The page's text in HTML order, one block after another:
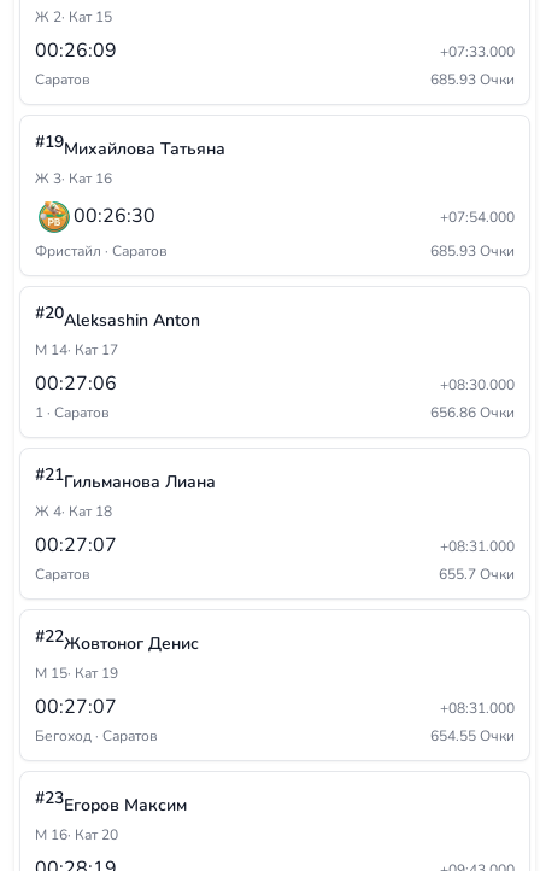
Ж 2· Кат 15
00:26:09
+07:33.000
Саратов
685.93 Очки
#19Михайлова Татьяна
Ж 3· Кат 16
00:26:30
+07:54.000
Фристайл · Саратов
685.93 Очки
#20Aleksashin Anton
М 14· Кат 17
00:27:06
+08:30.000
1 · Саратов
656.86 Очки
#21Гильманова Лиана
Ж 4· Кат 18
00:27:07
+08:31.000
Саратов
655.7 Очки
#22Жовтоног Денис
М 15· Кат 19
00:27:07
+08:31.000
Бегоход · Саратов
654.55 Очки
#23Егоров Максим
М 16· Кат 20